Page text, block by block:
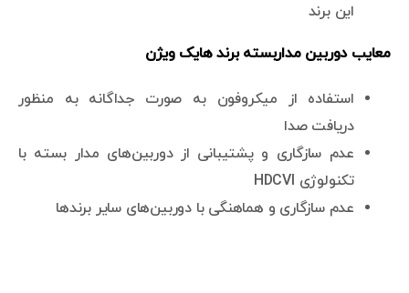
این برند
معایب دوربین مداربسته برند هایک ویژن
استفاده از میکروفون به صورت جداگانه به منظور
دریافت صدا
عدم سازگاری و پشتیبانی از دوربین‌های مدار بسته با
تکنولوژی HDCVI
عدم سازگاری و هماهنگی با دوربین‌های سایر برندها